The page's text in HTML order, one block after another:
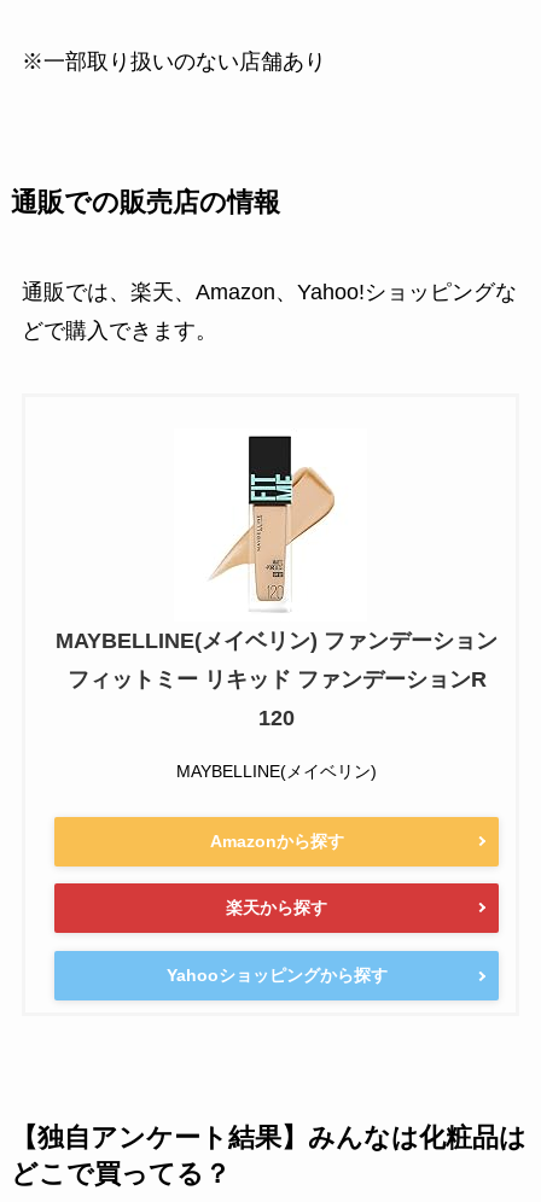
※一部取り扱いのない店舗あり
通販での販売店の情報
通販では、楽天、Amazon、Yahoo!ショッピングな
どで購入できます。
MAYBELLINE(メイベリン) ファンデーション
フィットミー リキッド ファンデーションR
120
MAYBELLINE(メイベリン)
Amazonから探す
楽天から探す
Yahooショッピングから探す
【独自アンケート結果】みんなは化粧品は
どこで買ってる？